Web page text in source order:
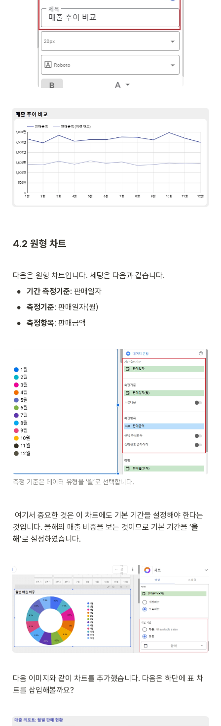
4.2 원형 차트
다음은 원형 차트입니다. 세팅은 다음과 같습니다.
• 기간 측정기준: 판매일자
• 측정기준: 판매일자(월)
• 측정항목: 판매금액
측정 기준은 데이터 유형을 ‘월’로 선택합니다.
것입니다. 올해의 매출 비중을 보는 것이므로 기본 기간을 ‘올
해 ’로 설정하였습니다.
다음 이미지와 같이 차트를 추가했습니다. 다음은 하단에 표 차
트를 삽입해볼까요?